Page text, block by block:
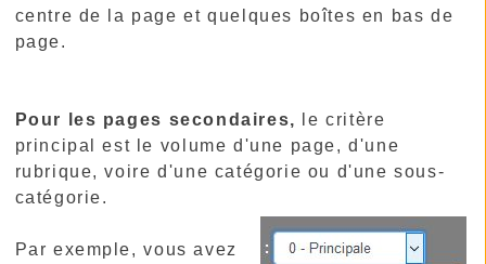
centre de la page et quelques boîtes en bas de
page.
Pour les pages secondaires,
le critère
principal est le volume d'une page, d'une
rubrique, voire d'une catégorie ou d'une sous-
catégorie.
Par exemple, vous avez